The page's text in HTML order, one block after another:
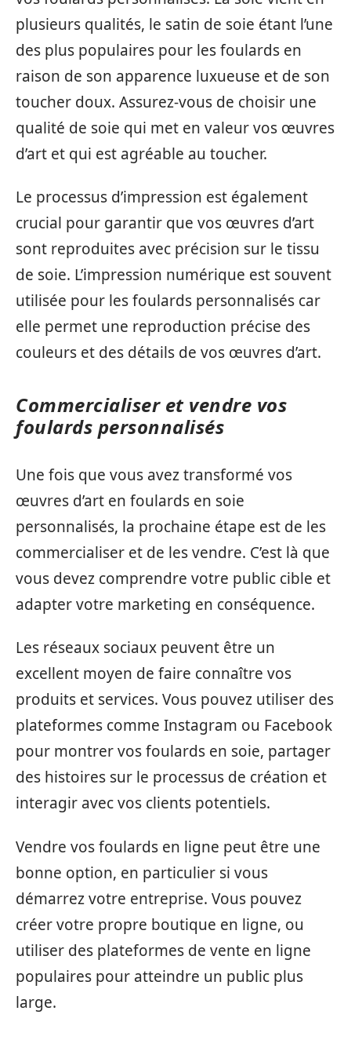
plusieurs qualités, le satin de soie étant l’une
des plus populaires pour les foulards en
raison de son apparence luxueuse et de son
toucher doux. Assurez-vous de choisir une
qualité de soie qui met en valeur vos œuvres
d’art et qui est agréable au toucher.
Le processus d’impression est également
crucial pour garantir que vos œuvres d’art
sont reproduites avec précision sur le tissu
de soie. L’impression numérique est souvent
utilisée pour les foulards personnalisés car
elle permet une reproduction précise des
couleurs et des détails de vos œuvres d’art.
Commercialiser et vendre vos
foulards personnalisés
Une fois que vous avez transformé vos
œuvres d’art en foulards en soie
personnalisés, la prochaine étape est de les
commercialiser et de les vendre. C’est là que
vous devez comprendre votre public cible et
adapter votre marketing en conséquence.
Les réseaux sociaux peuvent être un
excellent moyen de faire connaître vos
produits et services. Vous pouvez utiliser des
plateformes comme Instagram ou Facebook
pour montrer vos foulards en soie, partager
des histoires sur le processus de création et
interagir avec vos clients potentiels.
Vendre vos foulards en ligne peut être une
bonne option, en particulier si vous
démarrez votre entreprise. Vous pouvez
créer votre propre boutique en ligne, ou
utiliser des plateformes de vente en ligne
populaires pour atteindre un public plus
large.